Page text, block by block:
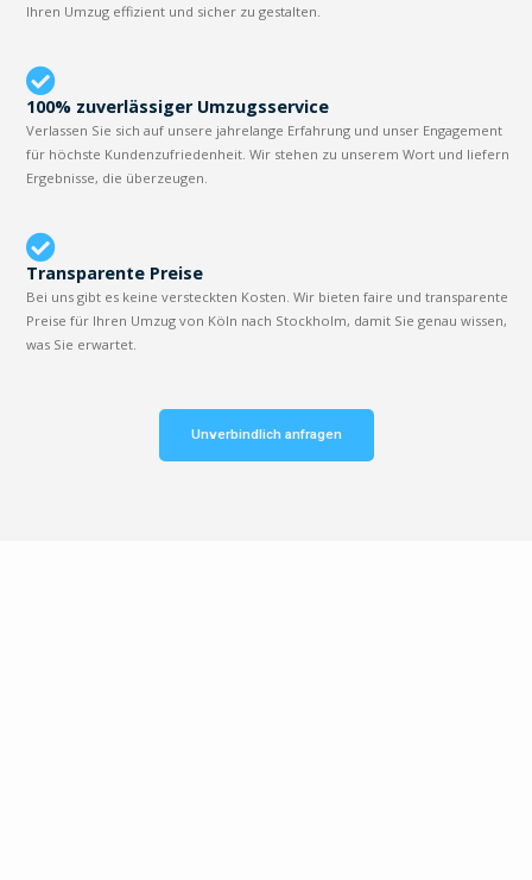
Ihren Umzug effizient und sicher zu gestalten.
100% zuverlässiger Umzugsservice
Verlassen Sie sich auf unsere jahrelange Erfahrung und unser Engagement
für höchste Kundenzufriedenheit. Wir stehen zu unserem Wort und liefern
Ergebnisse, die überzeugen.
Transparente Preise
Bei uns gibt es keine versteckten Kosten. Wir bieten faire und transparente
Preise für Ihren Umzug von Köln nach Stockholm, damit Sie genau wissen,
was Sie erwartet.
Unverbindlich anfragen